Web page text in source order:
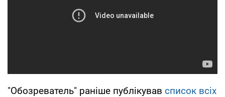
"Обозреватель" раніше публікував список всіх